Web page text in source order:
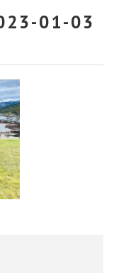
01-03